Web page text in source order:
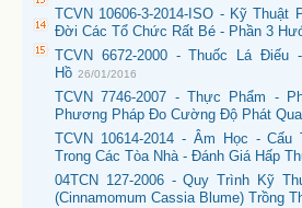
TCVN 10606-3-2014-ISO - Kỹ Thuật
Đời Các Tổ Chức Rất Bé - Phần 3
TCVN 6672-2000 - Thuốc Lá
Hồ 26/01/2016
TCVN 7746-2007 - Thực Phẩm -
Phương Pháp Đo Cường Độ Phát
TCVN 10614-2014 - Âm Học - Cấu
Trong Các Tòa Nhà - Đánh Giá Hấp
04TCN 127-2006 - Quy Trình Kỹ
(Cinnamomum Cassia Blume) Trồng